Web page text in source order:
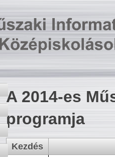
A 2014-es
programja
Kezdés